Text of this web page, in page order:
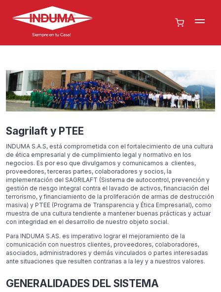
Sagrilaft y PTEE
INDUMA S.A.S, está comprometida con el fortalecimiento de una cultura
de ética empresarial y de cumplimiento legal y normativo en los
negocios. Es por eso que divulgamos y comunicamos a clientes,
proveedores, terceras partes, colaboradores y socios, la
implementación del SAGRILAFT (Sistema de autocontrol, prevención y
gestión de riesgo integral contra el lavado de activos, financiación del
terrorismo, y financiamiento de la proliferación de armas de destrucción
masiva) y PTEE (Programa de Transparencia y Ética Empresarial), como
muestra de una cultura tendiente a mantener buenas prácticas y actuar
con integridad en el desarrollo de nuestro objeto social.
Para INDUMA S.AS. es imperativo lograr el mejoramiento de la
comunicación con nuestros clientes, proveedores, colaboradores,
asociados, administradores y demás vinculados o partes interesadas
ante situaciones que resulten contrarias a la ley y a nuestros valores.
GENERALIDADES DEL SISTEMA